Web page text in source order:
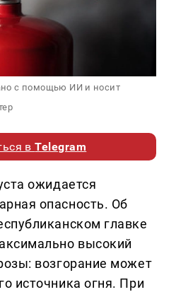
с помощью ИИ и носит
вTelegram
ожидается
опасность. Об
главке
высокий
возгорание может
источника огня. При